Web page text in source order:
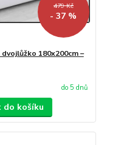
479 Kč
- 37 %
180x200cm –
do 5 dnů
do košíku